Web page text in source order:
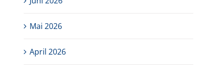
Mai 2026
April 2026